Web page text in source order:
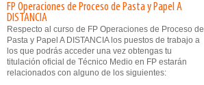
FP Operaciones de Proceso de Pasta y Papel A
DISTANCIA
Respecto al curso de FP Operaciones de Proceso de
Pasta y Papel A DISTANCIA los puestos de trabajo a
los que podrás acceder una vez obtengas tu
titulación oficial de Técnico Medio en FP estarán
relacionados con alguno de los siguientes: